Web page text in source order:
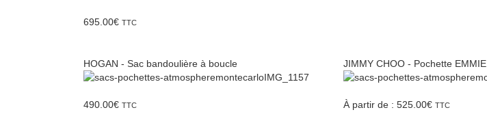
695.00€ TTC
HOGAN - Sac bandoulière à boucle
490.00€ TTC
JIMMY CHOO - Pochette EMMIE
À partir de : 525.00€ TTC